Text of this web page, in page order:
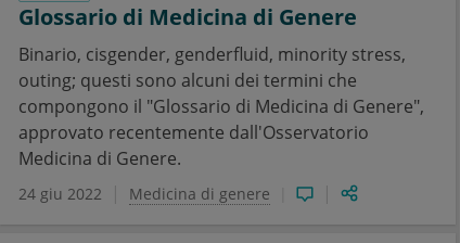
Glossario di Medicina di Genere
Binario, cisgender, genderfluid, minority stress,
outing; questi sono alcuni dei termini che
compongono il "Glossario di Medicina di Genere",
approvato recentemente dall'Osservatorio
Medicina di Genere.
24 giu 2022 Medicina di genere